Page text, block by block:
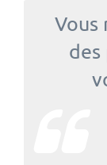
Vous
des